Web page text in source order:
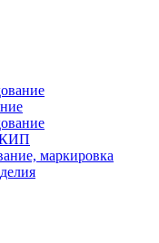
КИП
маркировка